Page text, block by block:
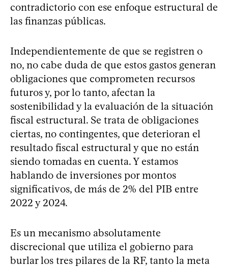
contradictorio con ese enfoque estructural de
las finanzas públicas.
Independientemente de que se registren o
no, no cabe duda de que estos gastos generan
obligaciones que comprometen recursos
futuros y, por lo tanto, afectan la
sostenibilidad y la evaluación de la situación
fiscal estructural. Se trata de obligaciones
ciertas, no contingentes, que deterioran el
resultado fiscal estructural y que no están
siendo tomadas en cuenta. Y estamos
hablando de inversiones por montos
significativos, de más de 2% del PIB entre
2022 y 2024.
Es un mecanismo absolutamente
discrecional que utiliza el gobierno para
burlar los tres pilares de la RF, tanto la meta